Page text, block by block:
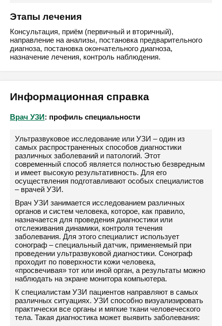
Этапы лечения
Консультация, приём (первичный и вторичный),
направление на анализы, постановка предварительного
диагноза, постановка окончательного диагноза,
назначение лечения, контроль наблюдения.
Информационная справка
Врач УЗИ: профиль специальности
Ультразвуковое исследование или УЗИ – один из
самых распространенных способов диагностики
различных заболеваний и патологий. Этот
современный способ является полностью безвредным
и имеет высокую результативность. Для его
осуществления подготавливают особых специалистов
– врачей УЗИ.
Врач УЗИ занимается исследованием различных
органов и систем человека, которое, как правило,
назначается для проведения диагностики или
отслеживания динамики, контроля течения
заболевания. Для этого специалист использует
сонограф – специальный датчик, применяемый при
проведении ультразвуковой диагностики. Сонограф
проходит по поверхности кожи человека,
«просвечивая» тот или иной орган, а результаты можно
наблюдать на экране монитора компьютера.
К специалистам УЗИ пациентов направляют в самых
различных ситуациях. УЗИ способно визуализировать
практически все органы и мягкие ткани человеческого
тела. Такая диагностика может выявить заболевания: